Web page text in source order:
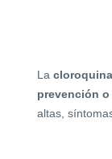
La cloroquina
prevención o
altas,